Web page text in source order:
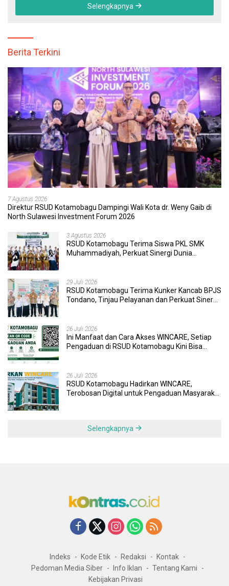
Selengkapnya
Berita Terkini
7 Agustus 2026
Direktur RSUD Kotamobagu Dampingi Wali Kota dr. Weny Gaib di
North Sulawesi Investment Forum 2026
3 Agustus 2026
RSUD Kotamobagu Terima Siswa PKL SMK
Muhammadiyah, Perkuat Sinergi Dunia
29 Juli 2026
RSUD Kotamobagu Terima Kunker Kancab BPJS
Tondano, Tinjau Pelayanan dan Perkuat Sinergi
26 Juli 2026
Ini Manfaat dan Cara Akses WINCARE, Setiap
Pengaduan di RSUD Kotamobagu Kini Bisa
26 Juli 2026
RSUD Kotamobagu Hadirkan WINCARE,
Terobosan Digital untuk Pengaduan Masyarakat
Selengkapnya
Indeks Kode Etik Redaksi
Kontak
Pedoman Media Siber
Info Iklan
Tentang Kami
Kebijakan Privasi